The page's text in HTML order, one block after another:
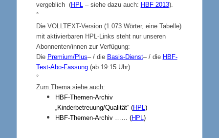
vergeblich (HPL – siehe dazu auch: HBF 2013).
°
Die VOLLTEXT-Version (1.073 Wörter, eine Tabelle)
mit aktivierbaren HPL-Links steht nur unseren
Abonnenten/innen zur Verfügung:
Die Premium/Plus– / die Basis-Dienst– / die HBF-
Test-Abo-Fassung(ab 19:15 Uhr).
°
Zum Thema siehe auch:
HBF-Themen-Archiv
„Kinderbetreuung/Qualität“ (HPL )
HBF-Themen-Archiv …… (HPL )